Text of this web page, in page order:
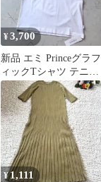
¥3,700
新品 エミ Princeグラフ
ィックTシャツ テニス
デザインT 半袖シャツ
¥1,111